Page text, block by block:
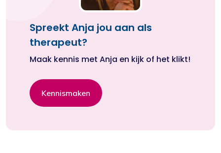
Spreekt Anja jou aan als
therapeut?
Maak kennis met Anja en kijk of het klikt!
Kennismaken